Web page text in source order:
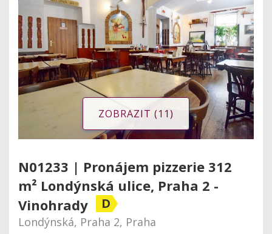
ZOBRAZIT (11)
N01233 | Pronájem pizzerie 312
m² Londýnská ulice, Praha 2 -
Vinohrady
D
Londýnská, Praha 2, Praha